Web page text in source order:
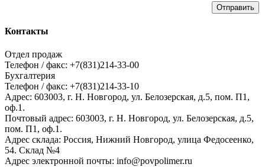
Отправить
Контакты
Отдел продаж
Телефон / факс: +7(831)214-33-00
Бухгалтерия
Телефон / факс: +7(831)214-33-10
Адрес: 603003, г. Н. Новгород, ул. Белозерская, д.5, пом. П1,
оф.1.
Почтовый адрес: 603003, г. Н. Новгород, ул. Белозерская, д.5,
пом. П1, оф.1.
Адрес склада: Россия, Нижний Новгород, улица Федосеенко,
54. Склад №4
Адрес электронной почты: info@povpolimer.ru